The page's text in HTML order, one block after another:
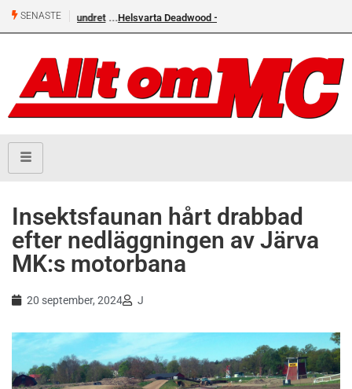
SENASTE Helsvarta Deadwood – Ny cruiser från H-D
Insektsfaunan hårt drabbad
efter nedläggningen av Järva
MK:s motorbana
20 september, 2024 J